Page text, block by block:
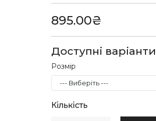
895.00₴
Доступні варіанти
Розмір
Кількість